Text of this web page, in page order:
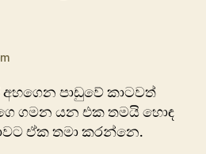
පාඩුවේ කාටවත්
ගමන යන එක තමයි හොඳ
ඒක තමා කරන්නෙ.